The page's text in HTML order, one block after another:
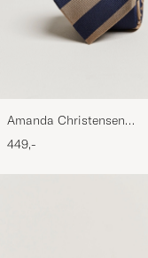
Amanda Christensen
Regemental Stripe
cm Sand/Navy
449,-